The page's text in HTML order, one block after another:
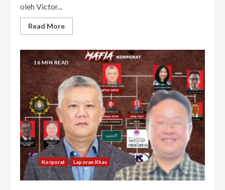
oleh Victor...
Read More
16 MIN READ
Korporat Laporan Khas